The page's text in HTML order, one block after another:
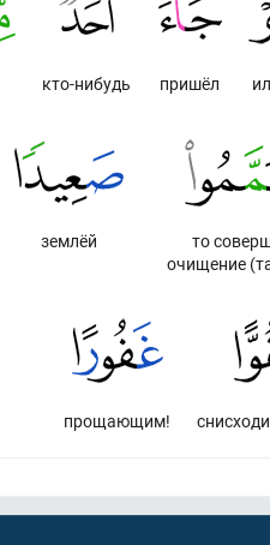
пришёл
кто-нибудь
то
очищение
землёй
прощающим!